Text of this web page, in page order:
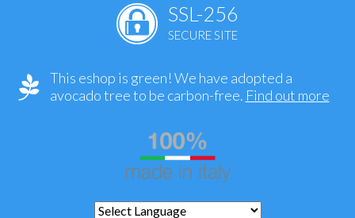
SSL-256
SECURE SITE
This eshop is green! We have adopted a
avocado tree to be carbon-free. Find out more